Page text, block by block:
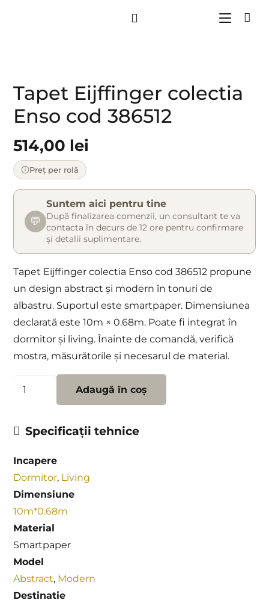
Tapet Eijffinger colectia
Enso cod 386512
514,00 lei
Preț per rolă
💬
Suntem aici pentru tine
După finalizarea comenzii, un consultant te va
contacta în decurs de 12 ore pentru confirmare
și detalii suplimentare.
Tapet Eijffinger colectia Enso cod 386512 propune
un design abstract și modern în tonuri de
albastru. Suportul este smartpaper. Dimensiunea
declarată este 10m × 0.68m. Poate fi integrat în
dormitor și living. Înainte de comandă, verifică
mostra, măsurătorile și necesarul de material.
colectia
cod
386512
Adaugă în coș
Specificații tehnice
Incapere
Dormitor, Living
Dimensiune
10m*0.68m
Material
Smartpaper
Model
Abstract, Modern
Destinatie